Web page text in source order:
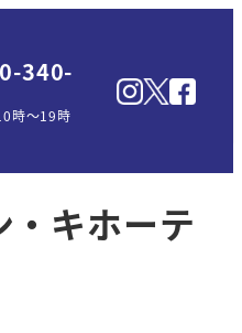
340-
時～19時
キホーテ